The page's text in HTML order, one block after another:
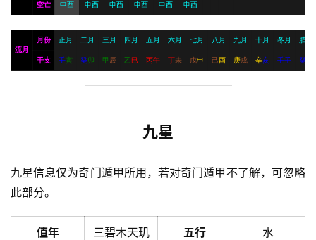
空亡 申酉 申酉 申酉 申酉 申酉 申酉
流月
月份 正月 二月 三月 四月 五月 六月 七月 八月 九月 十月 冬月 腊月
干支 壬寅 癸卯 甲 辰 乙巳 丙午 丁未 戊申 己酉 庚戌 辛亥 壬子 癸
九星
九星信息仅为奇门遁甲所用，若对奇门遁甲不了解，可忽略
此部分。
值年 三碧木天玑 五行 水